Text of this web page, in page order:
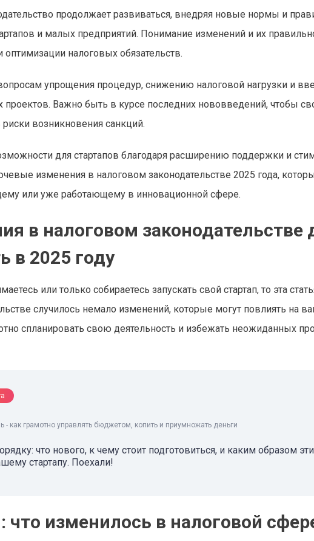
продолжает развиваться, внедряя новые нормы и
и малых предприятий. Понимание изменений и их
налоговых обязательств.
упрощения процедур, снижению налоговой нагрузки и
Важно быть в курсе последних нововведений, чтобы
возникновения санкций.
для стартапов благодаря расширению поддержки и
изменения в налоговом законодательстве 2025 года,
или уже работающему в инновационной сфере.
в налоговом законодательстве
в 2025 году
или только собираетесь запускать свой стартап, то эта
случилось немало изменений, которые могут повлиять на
спланировать свою деятельность и избежать неожиданных
- как грамотно управлять бюджетом, копить и приумножать деньги
что нового, к чему стоит подготовиться, и каким образом
стартапу. Поехали!
изменилось в налоговой